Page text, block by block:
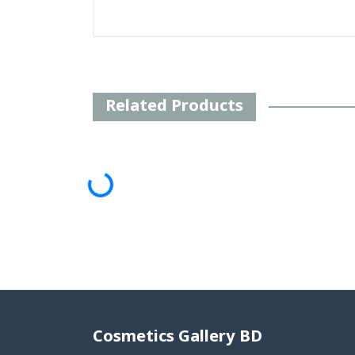
Related Products
Loading...
Cosmetics Gallery BD